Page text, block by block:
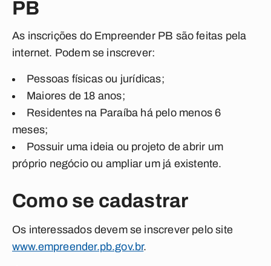
PB
As inscrições do Empreender PB são feitas pela
internet. Podem se inscrever:
Pessoas físicas ou jurídicas;
Maiores de 18 anos;
Residentes na Paraíba há pelo menos 6
meses;
Possuir uma ideia ou projeto de abrir um
próprio negócio ou ampliar um já existente.
Como se cadastrar
Os interessados devem se inscrever pelo site
www.empreender.pb.gov.br.